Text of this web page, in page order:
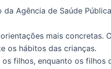
Agência de Saúde Pública
mais concretas.
os hábitos das crianças.
filhos, enquanto os filhos